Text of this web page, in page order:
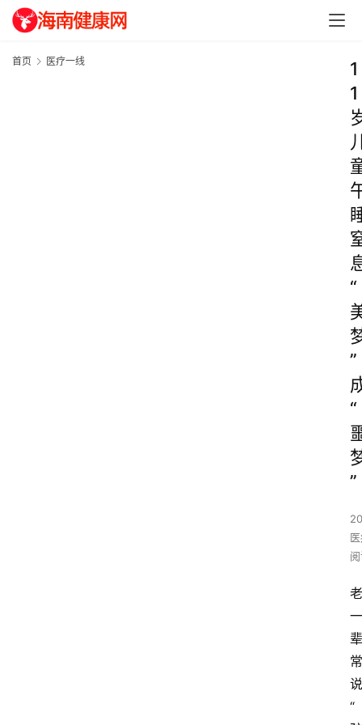
首页 医疗一线
1
1
“
”
“
”
老
一
辈
常
说
“